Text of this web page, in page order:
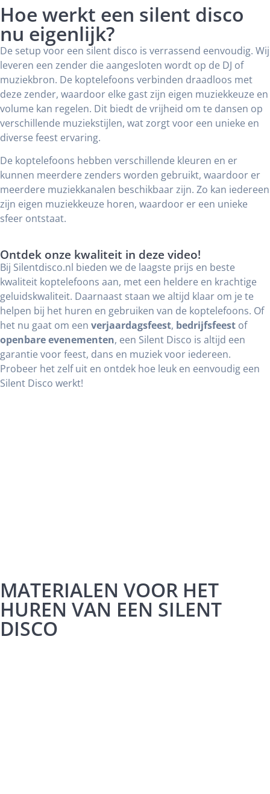
Hoe werkt een silent disco
nu eigenlijk?
De setup voor een silent disco is verrassend eenvoudig. Wij
leveren een zender die aangesloten wordt op de DJ of
muziekbron. De koptelefoons verbinden draadloos met
deze zender, waardoor elke gast zijn eigen muziekkeuze en
volume kan regelen. Dit biedt de vrijheid om te dansen op
verschillende muziekstijlen, wat zorgt voor een unieke en
diverse feest ervaring.
De koptelefoons hebben verschillende kleuren en er
kunnen meerdere zenders worden gebruikt, waardoor er
meerdere muziekkanalen beschikbaar zijn. Zo kan iedereen
zijn eigen muziekkeuze horen, waardoor er een unieke
sfeer ontstaat.
Ontdek onze kwaliteit in deze video!
Bij Silentdisco.nl bieden we de laagste prijs en beste
kwaliteit koptelefoons aan, met een heldere en krachtige
geluidskwaliteit. Daarnaast staan we altijd klaar om je te
helpen bij het huren en gebruiken van de koptelefoons. Of
het nu gaat om een verjaardagsfeest, bedrijfsfeest of
openbare evenementen, een Silent Disco is altijd een
garantie voor feest, dans en muziek voor iedereen.
Probeer het zelf uit en ontdek hoe leuk en eenvoudig een
Silent Disco werkt!
MATERIALEN VOOR HET
HUREN VAN EEN SILENT
DISCO